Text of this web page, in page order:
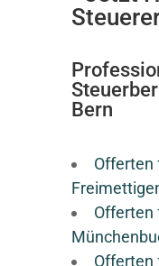
Bern
Offerten
Offerten
Offerten